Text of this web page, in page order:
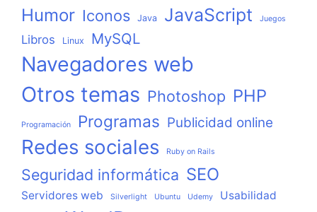
Humor Iconos Java JavaScript Juegos
Libros Linux MySQL
Navegadores web
Otros temas Photoshop PHP
Programación Programas Publicidad online
Redes sociales Ruby on Rails
Seguridad informática SEO
Servidores web Silverlight Ubuntu Udemy Usabilidad